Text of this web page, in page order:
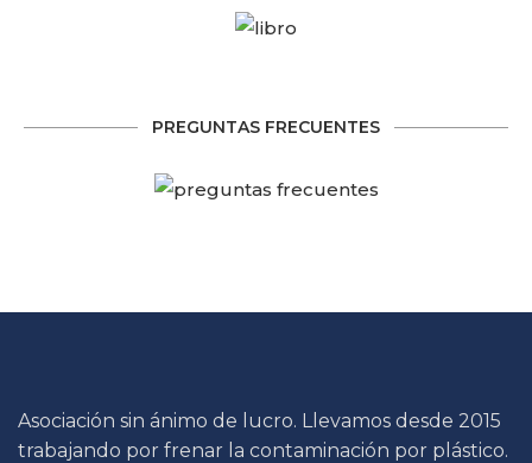
PREGUNTAS FRECUENTES
Asociación sin ánimo de lucro. Llevamos desde 2015
trabajando por frenar la contaminación por plástico.